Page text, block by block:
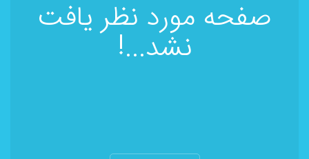
صفحه مورد نظر یافت
نشد...!